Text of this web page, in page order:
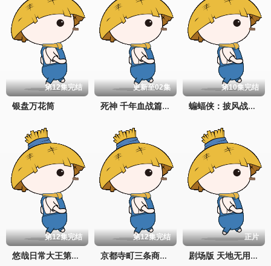
第12集完结
银盘万花筒
更新至02集
死神 千年血战篇 -祸进谭-
第10集完结
蝙蝠侠：披风战士第二季
第12集完结
悠哉日常大王第二季
第12集完结
京都寺町三条商店街的福尔摩斯
正片
剧场版 天地无用！in LOVE2：遥远的思念